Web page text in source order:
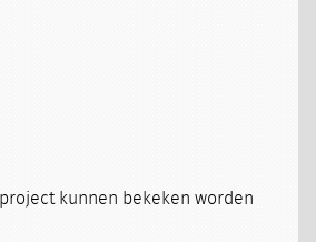
kunnen bekeken worden